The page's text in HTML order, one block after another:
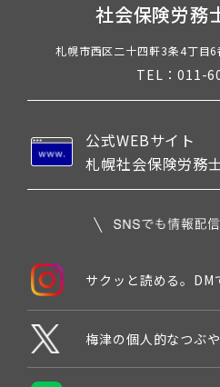
社会保険労務
札幌市西区二十四軒3条4丁目
TEL：011-
公式WEBサイト
札幌社会保険労務
サクッと読める。DM
梅津の個人的なつぶ